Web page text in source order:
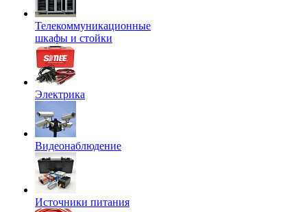
Телекоммуникационные
шкафы и стойки
Электрика
Видеонаблюдение
Источники питания